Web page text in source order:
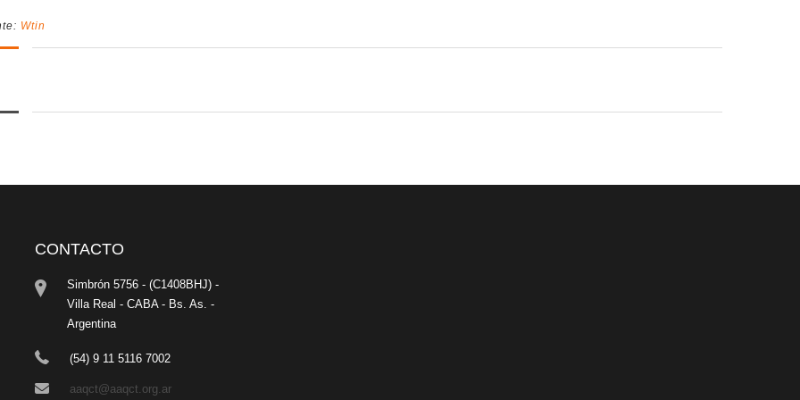
Wtin
CONTACTO
Simbrón 5756 - (C1408BHJ) -
Villa Real - CABA - Bs. As. -
Argentina
(54) 9 11 5116 7002
aaqct@aaqct.org.ar